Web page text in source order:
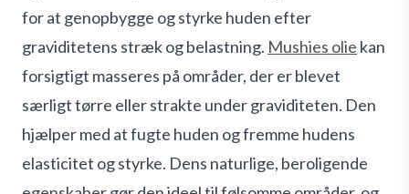
for at genopbygge og styrke huden efter
graviditetens stræk og belastning. Mushies olie kan
forsigtigt masseres på områder, der er blevet
særligt tørre eller strakte under graviditeten. Den
hjælper med at fugte huden og fremme hudens
elasticitet og styrke. Dens naturlige, beroligende